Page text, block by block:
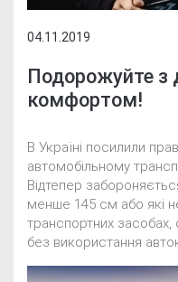
04.11.2019
Подорожуйте з
комфортом!
В Україні посилили
автомобільному
Відтепер
менше 145 см або які
транспортних
без використання